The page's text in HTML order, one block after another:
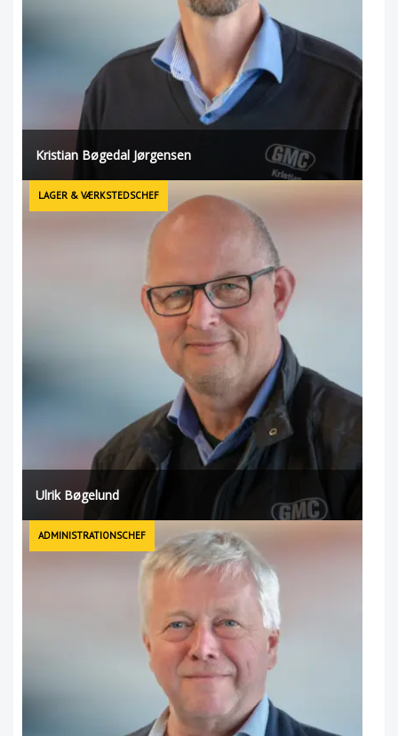
Kristian Bøgedal Jørgensen
LAGER & VÆRKSTEDSCHEF
Ulrik Bøgelund
ADMINISTRATIONSCHEF